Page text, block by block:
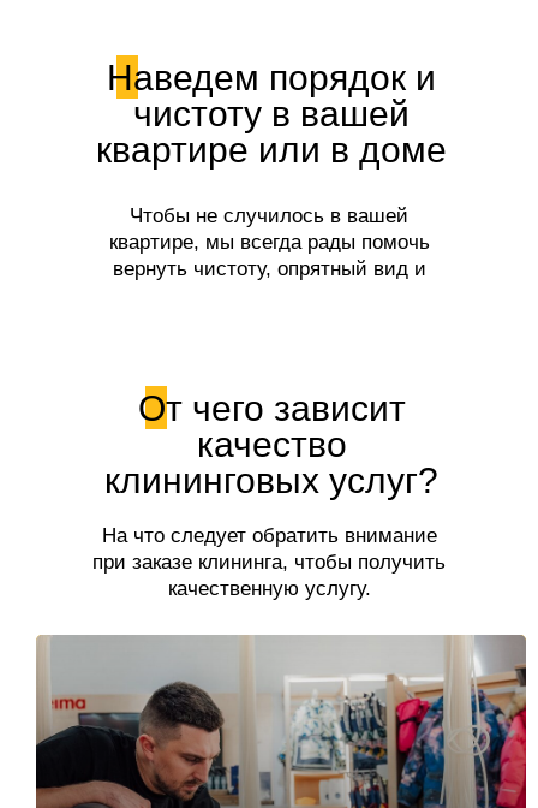
Наведем порядок и
чистоту в вашей
квартире или в доме
Чтобы не случилось в вашей
квартире, мы всегда рады помочь
вернуть чистоту, опрятный вид и
От чего зависит
качество
клининговых услуг?
На что следует обратить внимание
при заказе клининга, чтобы получить
качественную услугу.